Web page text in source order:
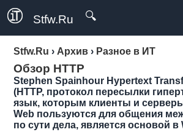
Stfw.Ru 🔍
Stfw.Ru › Архив › Разное в ИТ
Обзор HTTP
Stephen Spainhour Hypertext
(HTTP, протокол пересылки
язык, которым клиенты и
Web пользуются для общения
по сути дела, является основой в